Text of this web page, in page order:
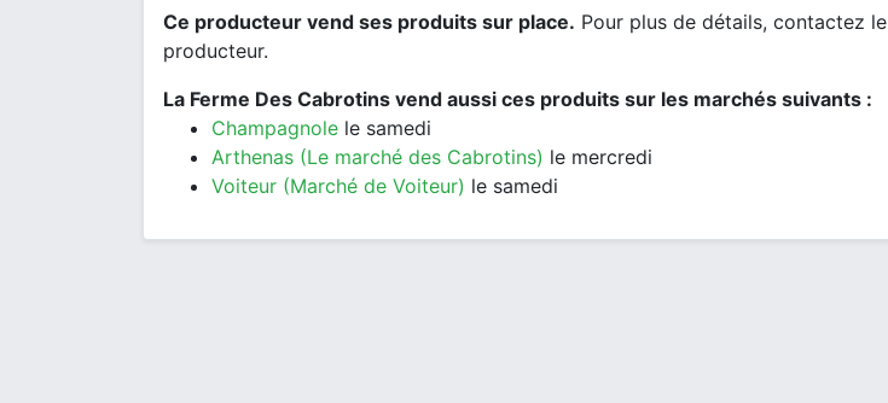
Ce producteur vend ses produits sur place. Pour plus de détails, contactez le
producteur.
La Ferme Des Cabrotins vend aussi ces produits sur les marchés suivants :
Champagnole le samedi
Arthenas (Le marché des Cabrotins) le mercredi
Voiteur (Marché de Voiteur) le samedi